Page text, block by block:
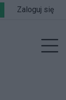
Zaloguj się